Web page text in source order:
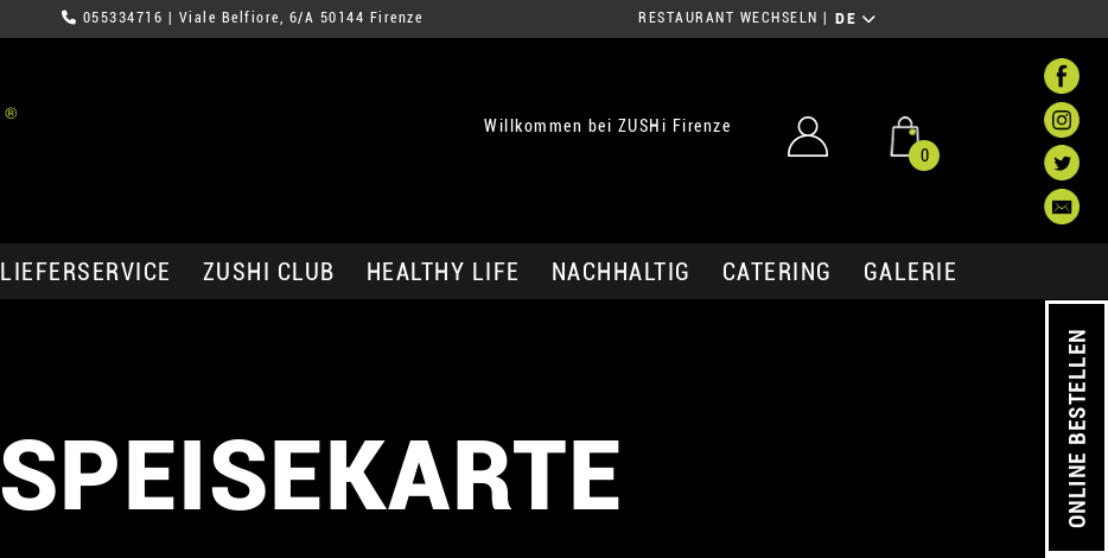
055334716 | Viale Belfiore, 6/A 50144 Firenze RESTAURANT WECHSELN DE
Willkommen bei ZUSHi Firenze
0
LIEFERSERVICE ZUSHI CLUB HEALTHY LIFE NACHHALTIG CATERING GALERIE
ONLINE BESTELLEN
SPEISEKARTE